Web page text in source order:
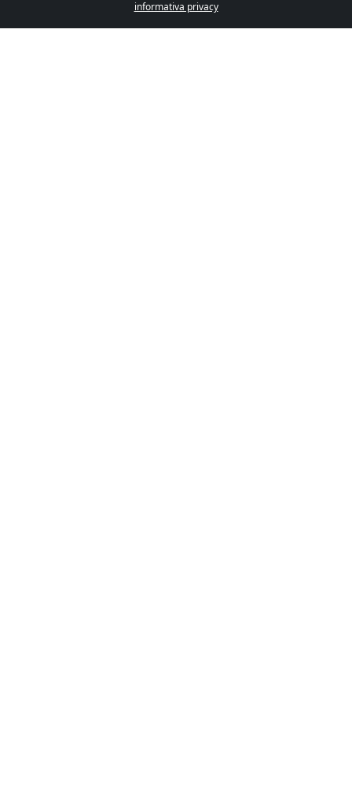
informativa privacy